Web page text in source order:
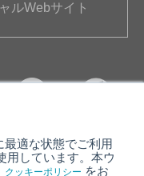
適な状態でご利用
用しています。本ウ
クッキーポリシー をお
ルWebサイト
サイト利用規約